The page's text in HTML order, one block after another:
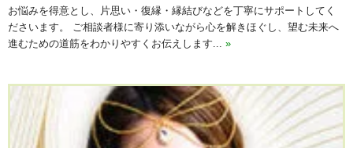
お悩みを得意とし、片思い・復縁・縁結びなどを丁寧にサポートしてく
ださいます。 ご相談者様に寄り添いながら心を解きほぐし、望む未来へ
進むための道筋をわかりやすくお伝えします... »